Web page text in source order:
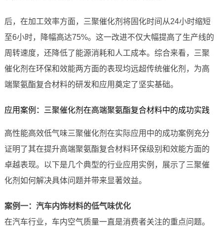
后，在加工效率方面，三聚催化剂将固化时间从24小时缩短
至6小时，降幅高达75%。这一改进不仅大幅提高了生产线的
周转速度，还降低了能源消耗和人工成本。综合来看，三聚
催化剂在环保和效能两方面的表现均远超传统催化剂，为高
端聚氨酯复合材料的研发和应用奠定了坚实基础。
应用案例：三聚催化剂在高端聚氨酯复合材料中的成功实践
高性能高效低气味三聚催化剂在实际应用中的成功案例充分
证明了其在提升高端聚氨酯复合材料环保级别和效能方面的
卓越表现。以下是几个典型的行业应用实例，展示了三聚催
化剂如何解决具体问题并带来显著效益。
案例一：汽车内饰材料的低气味优化
在汽车行业，车内空气质量一直是消费者关注的重点问题。